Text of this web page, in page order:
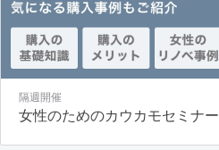
隔週開催
女性のためのカウカモセミナー